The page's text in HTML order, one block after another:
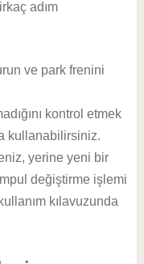
adım
ve park frenini
kontrol etmek
kullanabilirsiniz.
yerine yeni bir
değiştirme işlemi
kılavuzunda